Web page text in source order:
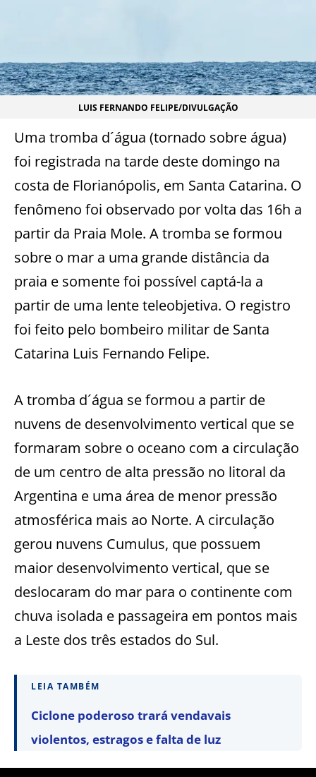
LUIS FERNANDO FELIPE/DIVULGAÇÃO
Uma tromba d´água (tornado sobre água)
foi registrada na tarde deste domingo na
costa de Florianópolis, em Santa Catarina. O
fenômeno foi observado por volta das 16h a
partir da Praia Mole. A tromba se formou
sobre o mar a uma grande distância da
praia e somente foi possível captá-la a
partir de uma lente teleobjetiva. O registro
foi feito pelo bombeiro militar de Santa
Catarina Luis Fernando Felipe.
A tromba d´água se formou a partir de
nuvens de desenvolvimento vertical que se
formaram sobre o oceano com a circulação
de um centro de alta pressão no litoral da
Argentina e uma área de menor pressão
atmosférica mais ao Norte. A circulação
gerou nuvens Cumulus, que possuem
maior desenvolvimento vertical, que se
deslocaram do mar para o continente com
chuva isolada e passageira em pontos mais
a Leste dos três estados do Sul.
LEIA TAMBÉM
Ciclone poderoso trará vendavais
violentos, estragos e falta de luz